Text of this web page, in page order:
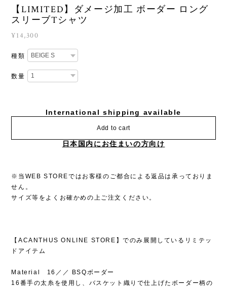
【LIMITED】ダメージ加工 ボーダー ロング
スリーブTシャツ
¥14,300
種類
数量
International shipping available
Add to cart
日本国内にお住まいの方向け
※当WEB STOREではお客様のご都合による返品は承っておりま
せん。
サイズ等をよくお確かめの上ご注文ください。
【ACANTHUS ONLINE STORE】でのみ展開しているリミテッ
ドアイテム
Material 16／／ BSQボーダー
16番手の太糸を使用し、バスケット織りで仕上げたボーダー柄の